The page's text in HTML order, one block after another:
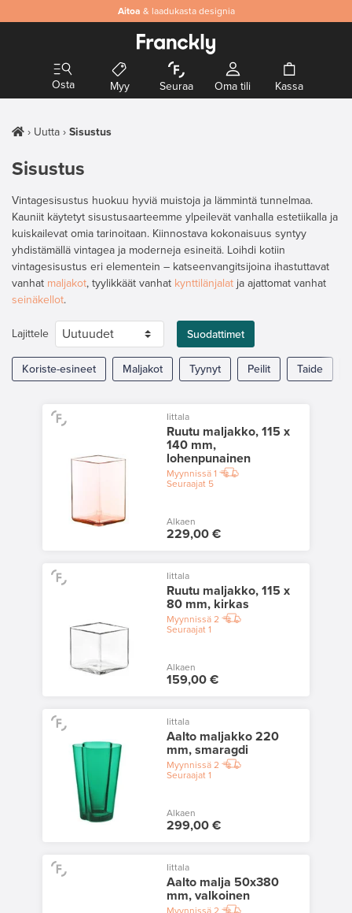
Aitoa & laadukasta designia
Osta Myy Seuraa Oma tili Kassa
Uutta Sisustus
Sisustus
Vintagesisustus huokuu hyviä muistoja ja lämmintä tunnelmaa.
Kauniit käytetyt sisustusaarteemme ylpeilevät vanhalla estetiikalla ja
kuiskailevat omia tarinoitaan. Kiinnostava kokonaisuus syntyy
yhdistämällä vintagea ja moderneja esineitä. Loihdi kotiin
vintagesisustus eri elementein – katseenvangitsijoina ihastuttavat
vanhat maljakot, tyylikkäät vanhat kynttilänjalat ja ajattomat vanhat
seinäkellot.
Lajittele Suodattimet
Koriste-esineet Maljakot Tyynyt Peilit Taide
Iittala
Ruutu maljakko, 115 x
140 mm,
lohenpunainen
Myynnissä1
Seuraajat5
Alkaen
229,00 €
Iittala
Ruutu maljakko, 115 x
80 mm, kirkas
Myynnissä2
Seuraajat1
Alkaen
159,00 €
Iittala
Aalto maljakko 220
mm, smaragdi
Myynnissä2
Seuraajat1
Alkaen
299,00 €
Iittala
Aalto malja 50x380
mm, valkoinen
Myynnissä2